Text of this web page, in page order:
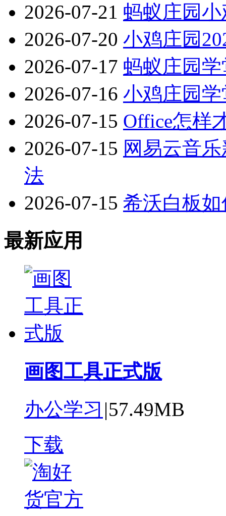
2026-07-21 蚂蚁庄园
2026-07-20 小鸡庄园
2026-07-17 蚂蚁庄园
2026-07-16 小鸡庄园学
2026-07-15 Office怎样
2026-07-15 网易云音
法
2026-07-15 希沃白板
最新应用
画图工具正式版
办公学习 |57.49MB
下载